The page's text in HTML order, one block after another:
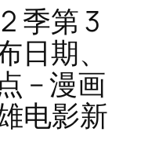
季第 3
日期、
– 漫画
电影新